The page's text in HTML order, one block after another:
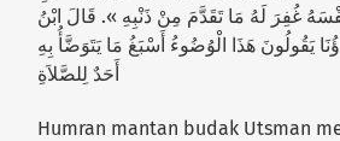
غُفِرَ لَهُ مَا تَقَدَّمَ مِنْ ذَنْبِهِ ». قَالَ ابْنُ
يَقُولُونَ هَذَا الْوُضُوءُ أَسْبَغُ مَا يَتَوَضَّأُ بِهِ
أَحَدٌ لِلصَّلاَةِ
Humran mantan budak Utsman